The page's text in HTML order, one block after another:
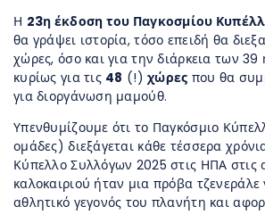
Η 23η έκδοση του Παγκοσμίου
θα γράψει ιστορία, τόσο επειδή θα
χώρες, όσο και για την διάρκεια των
κυρίως για τις 48 (!)χώρες που θα
για διοργάνωση μαμούθ.
Υπενθυμίζουμε ότι το Παγκόσμιο
ομάδες) διεξάγεται κάθε τέσσερα
Κύπελλο Συλλόγων 2025 στις ΗΠΑ στις
καλοκαιριού ήταν μια πρόβα τζενεράλε
αθλητικό γεγονός του πλανήτη και